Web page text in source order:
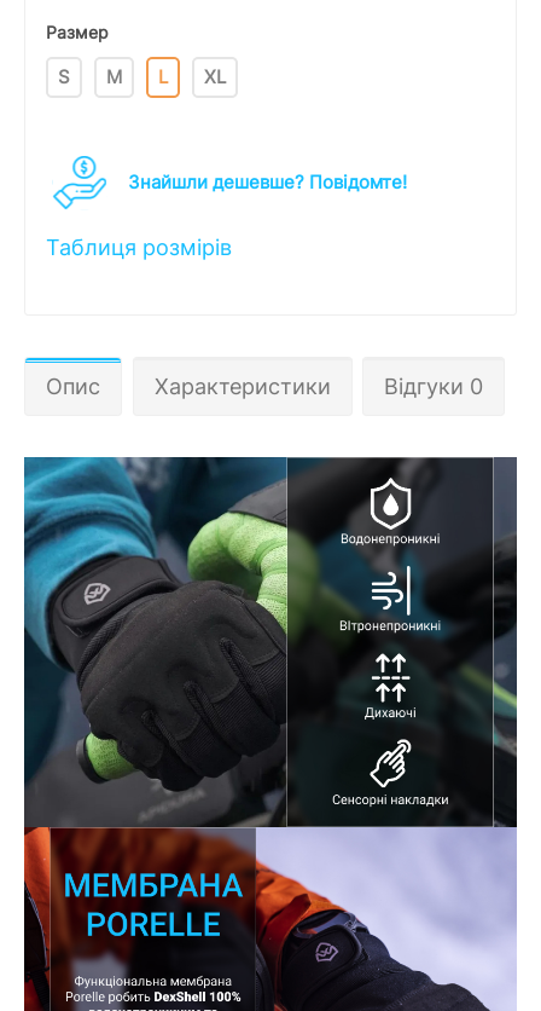
Размер
S M L XL
Знайшли дешевше? Повідомте!
Таблиця розмірів
Опис Характеристики Відгуки 0